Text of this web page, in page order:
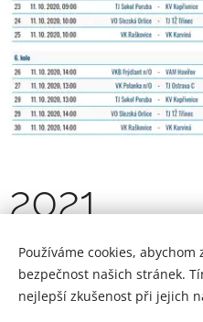
2021
Používáme cookies,
bezpečnost našich stránek.
nejlepší zkušenost při jejich